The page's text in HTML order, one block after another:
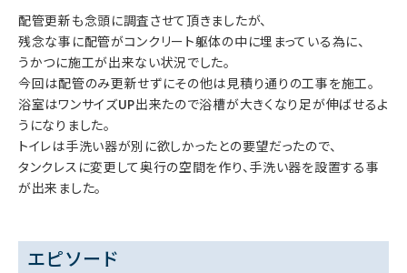
配管更新も念頭に調査させて頂きましたが、
残念な事に配管がコンクリート躯体の中に埋まっている為に、
うかつに施工が出来ない状況でした。
今回は配管のみ更新せずにその他は見積り通りの工事を施工。
浴室はワンサイズUP出来たので浴槽が大きくなり足が伸ばせるよ
うになりました。
トイレは手洗い器が別に欲しかったとの要望だったので、
タンクレスに変更して奥行の空間を作り、手洗い器を設置する事
が出来ました。
エピソード